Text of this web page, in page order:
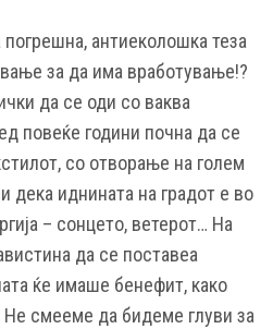
антиеколошка теза
за да има вработување!?
да се оди со ваква
повеќе години почна да се
со отворање на голем
дека иднината на градот е во
– сонцето, ветерот… На
да се поставеа
ќе имаше бенефит, како
смееме да бидеме глуви за